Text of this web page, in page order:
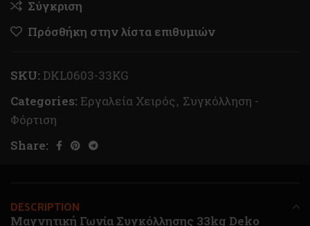
Σύγκριση
Πρόσθήκη στην λίστα επιθυμιών
SKU: DKL0603-33KG
Categories: Εργαλεία Χειρός, Συγκόλληση -
Φόρτιση
Share:
DESCRIPTION
Μαγνητική Γωνία Συγκόλλησης 33kg Deko